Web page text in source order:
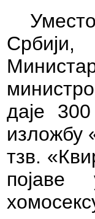
Србији,
даје
изложбу
тзв.
појаве